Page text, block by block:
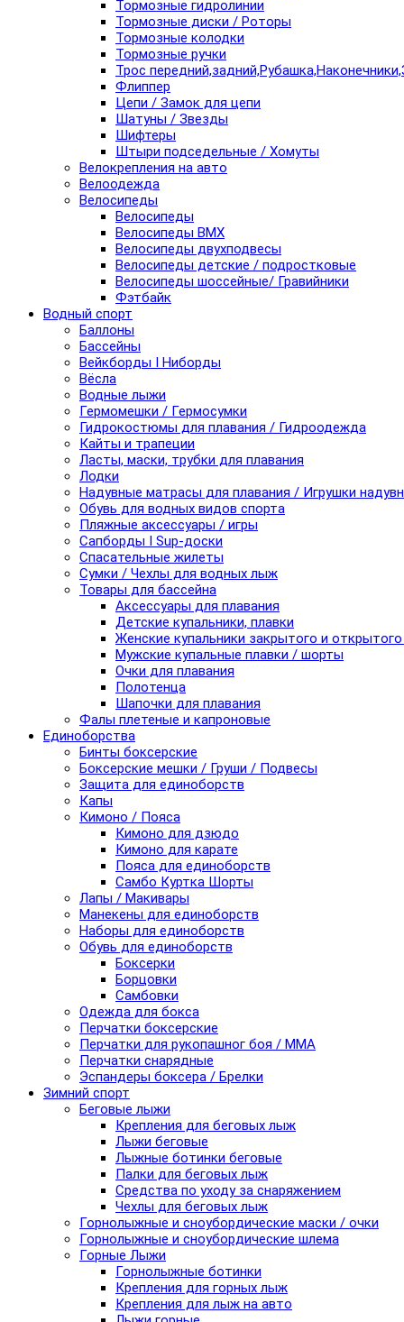
Тормозные гидролинии
Тормозные диски / Роторы
Тормозные колодки
Тормозные ручки
Трос
Флиппер
Цепи / Замок для цепи
Шатуны / Звезды
Шифтеры
Штыри подседельные / Хомуты
Велокрепления на авто
Велоодежда
Велосипеды
Велосипеды
Велосипеды BMX
Велосипеды двухподвесы
Велосипеды детские / подростковые
Велосипеды шоссейные/ Гравийники
Фэтбайк
Водный спорт
Баллоны
Бассейны
Вейкборды I Ниборды
Вёсла
Водные лыжи
Гермомешки / Гермосумки
Гидрокостюмы для плавания / Гидроодежда
Кайты и трапеции
Ласты, маски, трубки для плавания
Лодки
Надувные матрасы для плавания / Игрушки
Обувь для водных видов спорта
Пляжные аксессуары / игры
Сапборды I Sup-доски
Спасательные жилеты
Сумки / Чехлы для водных лыж
Товары для бассейна
Аксессуары для плавания
Детские купальники, плавки
Женские купальники закрытого и
Мужские купальные плавки / шорты
Очки для плавания
Полотенца
Шапочки для плавания
Фалы плетеные и капроновые
Единоборства
Бинты боксерские
Боксерские мешки / Груши / Подвесы
Защита для единоборств
Капы
Кимоно / Пояса
Кимоно для дзюдо
Кимоно для карате
Пояса для единоборств
Самбо Куртка Шорты
Лапы / Макивары
Манекены для единоборств
Наборы для единоборств
Обувь для единоборств
Боксерки
Борцовки
Самбовки
Одежда для бокса
Перчатки боксерские
Перчатки для рукопашног боя / ММА
Перчатки снарядные
Эспандеры боксера / Брелки
Зимний спорт
Беговые лыжи
Крепления для беговых лыж
Лыжи беговые
Лыжные ботинки беговые
Палки для беговых лыж
Средства по уходу за снаряжением
Чехлы для беговых лыж
Горнолыжные и сноубордические маски / очки
Горнолыжные и сноубордические шлема
Горные Лыжи
Горнолыжные ботинки
Крепления для горных лыж
Крепления для лыж на авто